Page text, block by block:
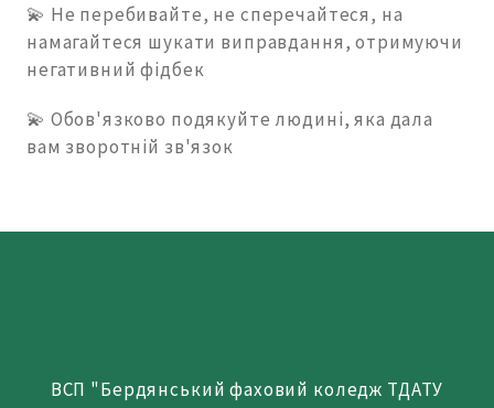
💫 Не перебивайте, не сперечайтеся, на
намагайтеся шукати виправдання, отримуючи
негативний фідбек
💫 Обов'язково подякуйте людині, яка дала
вам зворотній зв'язок
ВСП "Бердянський фаховий коледж ТДАТУ